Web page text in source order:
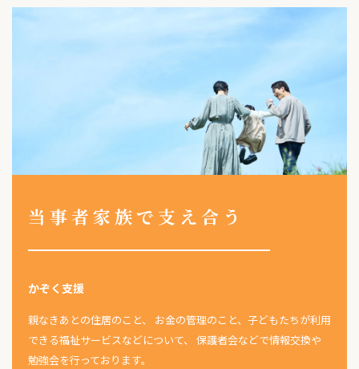
当事者家族で支え合う
かぞく支援
親なきあとの住居のこと、 お金の管理のこと、子どもたちが利用
できる福祉サービスなどについて、 保護者会などで情報交換や
勉強会を行っております。